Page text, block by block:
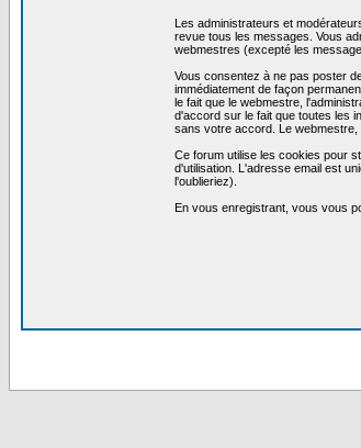
Les administrateurs et
revue tous les messages. Vous
webmestres (excepté les
Vous consentez à ne pas poster
immédiatement de façon
le fait que le webmestre,
d'accord sur le fait que toutes les
sans votre accord. Le webmestre,
Ce forum utilise les cookies pour
d'utilisation. L'adresse email est
l'oublieriez).
En vous enregistrant, vous vous